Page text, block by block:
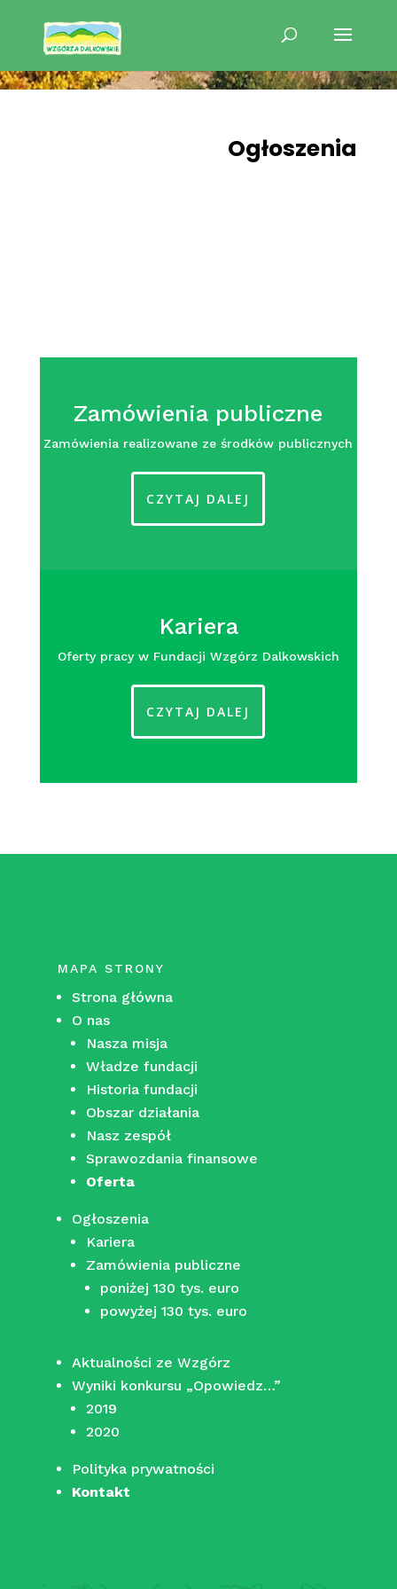
Ogłoszenia
Zamówienia publiczne
Zamówienia realizowane ze środków publicznych
CZYTAJ DALEJ
Kariera
Oferty pracy w Fundacji Wzgórz Dalkowskich
CZYTAJ DALEJ
MAPA STRONY
Strona główna
O nas
Nasza misja
Władze fundacji
Historia fundacji
Obszar działania
Nasz zespół
Sprawozdania finansowe
Oferta
Ogłoszenia
Kariera
Zamówienia publiczne
poniżej 130 tys. euro
powyżej 130 tys. euro
Aktualności ze Wzgórz
Wyniki konkursu „Opowiedz…”
2019
2020
Polityka prywatności
Kontakt